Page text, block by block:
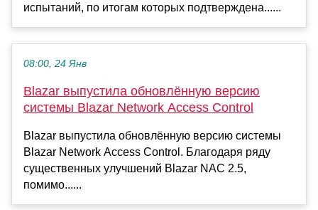
испытаний, по итогам которых подтверждена......
08:00, 24 Янв
Blazar выпустила обновлённую версию
системы Blazar Network Access Control
Blazar выпустила обновлённую версию системы
Blazar Network Access Control. Благодаря ряду
существенных улучшений Blazar NAC 2.5,
помимо......